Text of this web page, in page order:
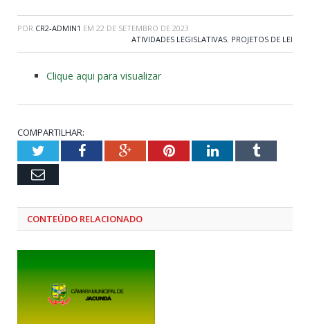
POR CR2-ADMIN1 EM 22 DE SETEMBRO DE 2023
ATIVIDADES LEGISLATIVAS, PROJETOS DE LEI
Clique aqui para visualizar
COMPARTILHAR:
TwitterFacebookGoogle+PinterestLinkedInTumblr
Email
CONTEÚDO RELACIONADO